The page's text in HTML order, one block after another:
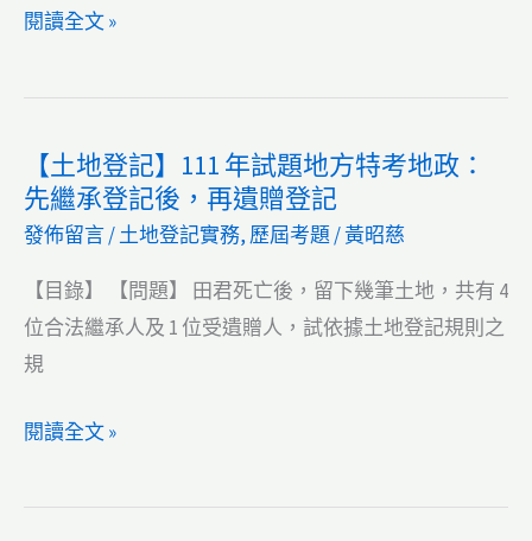
考
封、
假
扣
塗
【土
登
111
年
試
題
地
方
考
閱讀全文 »
【土地登記】111 年試題地方特考地政：
先繼承登記後，再遺贈登記
發佈留言/土地登記實務, 歷屆考題 /黃昭慈
【目錄】 【問題】 田君死亡後，留下幾筆土地，共有 4
位合法繼承人及 1 位受遺贈人，試依據土地登記規則之
規
【土
登
閱讀全文 »